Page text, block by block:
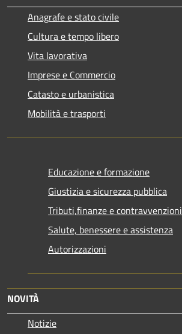
Anagrafe e stato civile
Cultura e tempo libero
Vita lavorativa
Imprese e Commercio
Catasto e urbanistica
Mobilità e trasporti
Educazione e formazione
Giustizia e sicurezza pubblica
Tributi,finanze e contravvenzioni
Salute, benessere e assistenza
Autorizzazioni
NOVITÀ
Notizie